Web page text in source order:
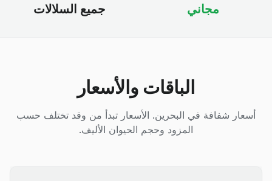
مجاني جميع السلالات
الباقات والأسعار
أسعار شفافة في البحرين. الأسعار تبدأ من وقد تختلف حسب
المزود وحجم الحيوان الأليف.